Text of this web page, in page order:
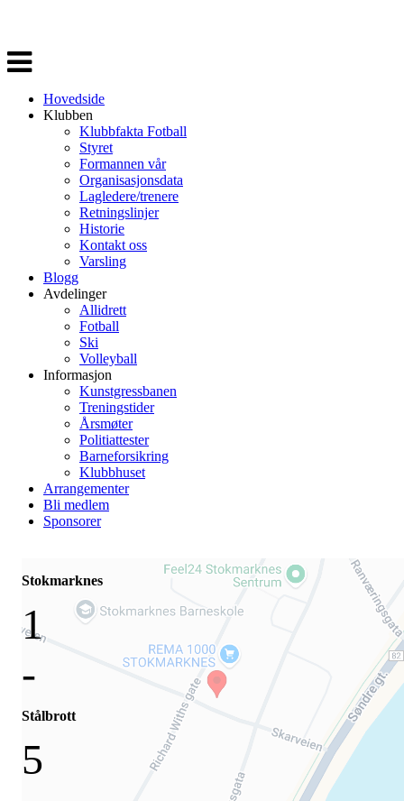
Veksle
navigasjon
Hovedside
Klubben
Klubbfakta Fotball
Styret
Formannen vår
Organisasjonsdata
Lagledere/trenere
Retningslinjer
Historie
Kontakt oss
Varsling
Blogg
Avdelinger
Allidrett
Fotball
Ski
Volleyball
Informasjon
Kunstgressbanen
Treningstider
Årsmøter
Politiattester
Barneforsikring
Klubbhuset
Arrangementer
Bli medlem
Sponsorer
Stokmarknes
1
-
Stålbrott
5